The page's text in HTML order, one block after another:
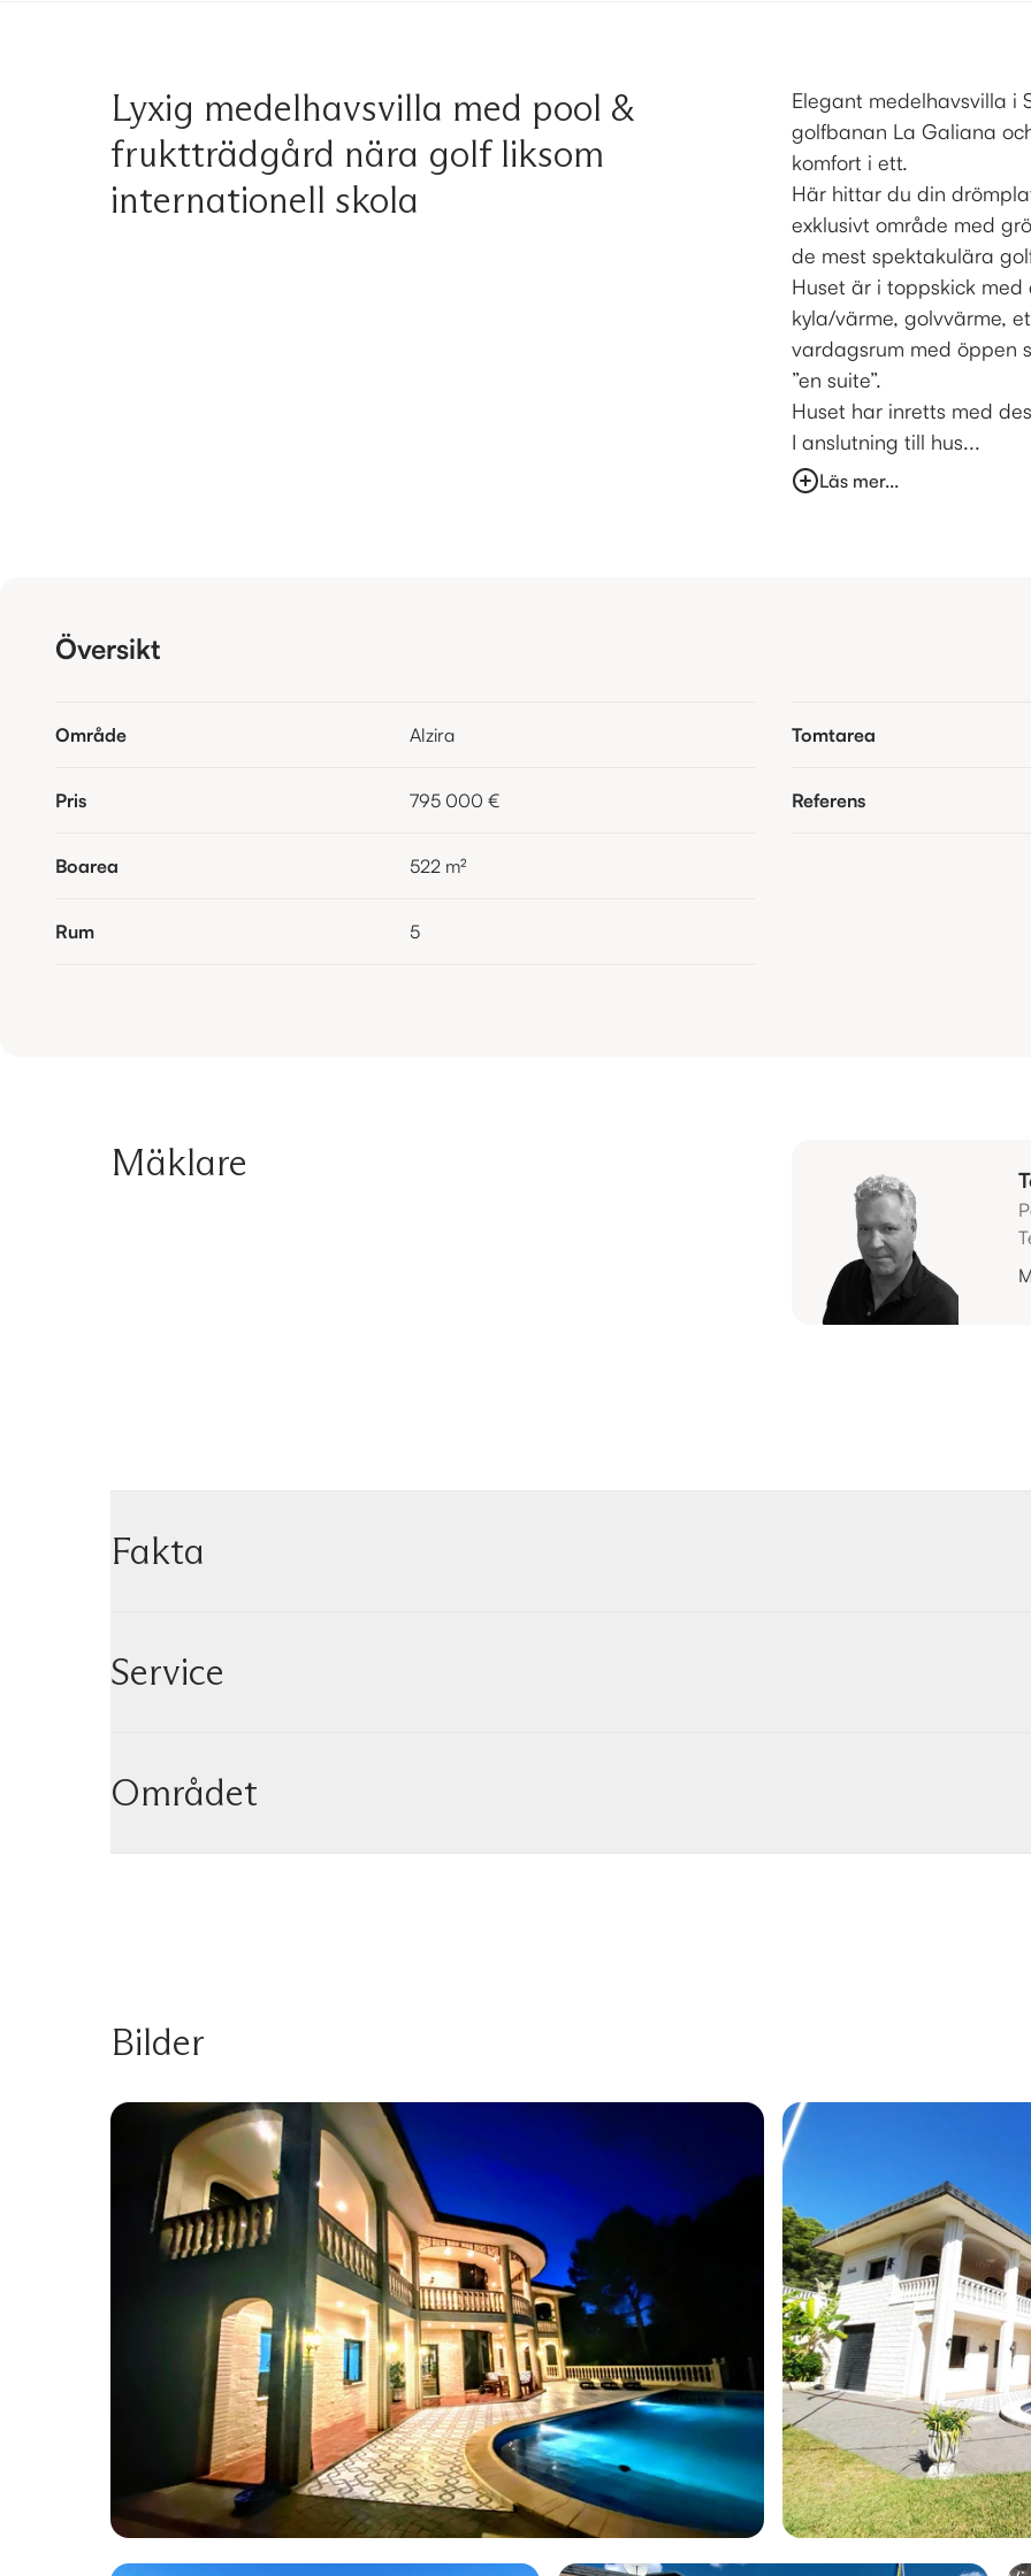
Lyxig medelhavsvilla med pool &
fruktträdgård nära golf liksom
internationell skola
Elegant medelhavsvilla i
golfbanan La Galiana
komfort i ett.
Här hittar du din
exklusivt område med
de mest spektakulära
Huset är i toppskick
kyla/värme, golvvärme,
vardagsrum med öppen
”en suite”.
Huset har inretts med
I anslutning till hus...
Läs mer...
Översikt
Område Alzira
Pris 795 000 €
Boarea 522 m²
Rum 5
Tomtarea
Referens
Mäklare
Fakta
Service
Området
Bilder